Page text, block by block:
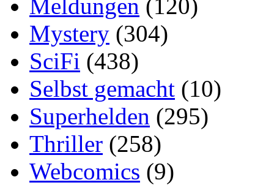
Meldungen (120)
Mystery (304)
SciFi (438)
Selbst gemacht (10)
Superhelden (295)
Thriller (258)
Webcomics (9)